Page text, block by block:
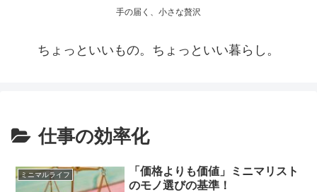
手の届く、小さな贅沢
ちょっといいもの。ちょっといい暮らし。
仕事の効率化
ミニマルライフ
「価格よりも価値」ミニマリスト
のモノ選びの基準！